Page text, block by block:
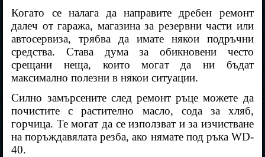
Когато се налага да направите дребен ремонт
далеч от гаража, магазина за резервни части или
автосервиза, трябва да имате някои подръчни
средства. Става дума за обикновени често
срещани неща, които могат да ни бъдат
максимално полезни в някои ситуации.
Силно замърсените след ремонт ръце можете да
почистите с растително масло, сода за хляб,
горчица. Те могат да се използват и за изчистване
на поръждавялата резба, ако нямате под ръка WD-
40.